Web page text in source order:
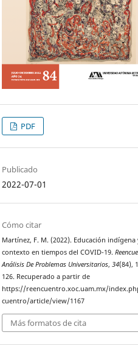
PDF
Publicado
2022-07-01
Cómo citar
Martínez, F. M. (2022). Educación indígena
contexto en tiempos del COVID-19.
Análisis De Problemas Universitarios,34(84),
126. Recuperado a partir de
https://reencuentro.xoc.uam.mx/
cuentro/article/view/1167
Más formatos de cita